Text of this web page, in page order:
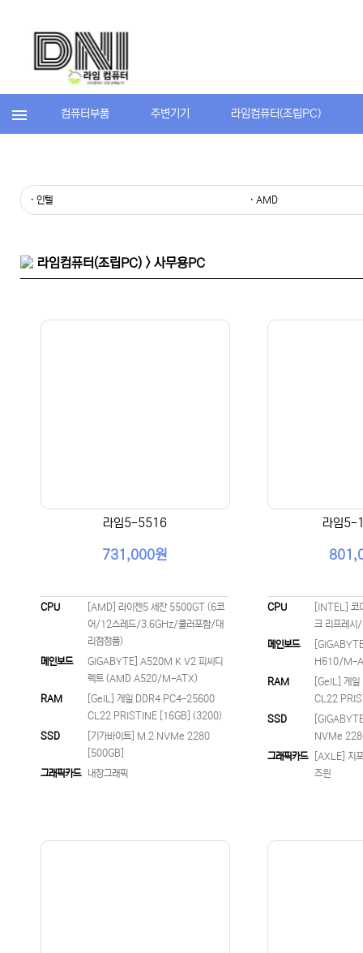
컴퓨터부품 주변기기 라임컴퓨터(조립PC)
· 인텔 · AMD
라임컴퓨터(조립PC) > 사무용PC
라임5-5516
731,000원
CPU
[AMD] 라이젠5 세잔 5500GT (6코
어/12스레드/3.6GHz/쿨러포함/대
리점정품)
메인보드
GIGABYTE] A520M K V2 피씨디
렉트 (AMD A520/M-ATX)
RAM
[GeIL] 게일 DDR4 PC4-25600
CL22 PRISTINE [16GB] (3200)
SSD
[기가바이트] M.2 NVMe 2280
[500GB]
그래픽카드
내장그래픽
라임5-
CPU
[INTEL] 코
크 리프레
메인보드
H610/M-
RAM
[GeIL] 게
CL22
SSD
NVMe
그래픽카드
[AXLE] 지
즈윈